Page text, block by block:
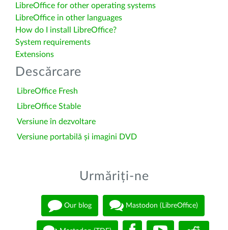
LibreOffice for other operating systems
LibreOffice in other languages
How do I install LibreOffice?
System requirements
Extensions
Descărcare
LibreOffice Fresh
LibreOffice Stable
Versiune în dezvoltare
Versiune portabilă și imagini DVD
Urmăriți-ne
Our blog Mastodon (LibreOffice)